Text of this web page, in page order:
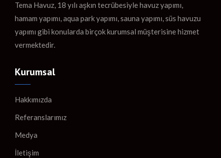
Tema Havuz, 18 yılı aşkın tecrübesiyle havuz yapımı,
hamam yapımı, aqua park yapımı, sauna yapımı, süs havuzu
yapımı gibi konularda birçok kurumsal müşterisine hizmet
vermektedir.
Kurumsal
Hakkımızda
Referanslarımız
Medya
İletişim